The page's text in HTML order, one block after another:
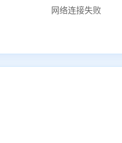
网络连接失败